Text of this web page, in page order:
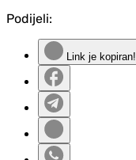
Podijeli:
Link je kopiran!